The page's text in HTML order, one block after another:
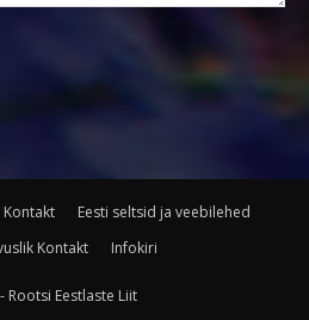
Kontakt
Eesti seltsid ja veebilehed
Kontakt
Infokiri
Rootsi Eestlaste Liit